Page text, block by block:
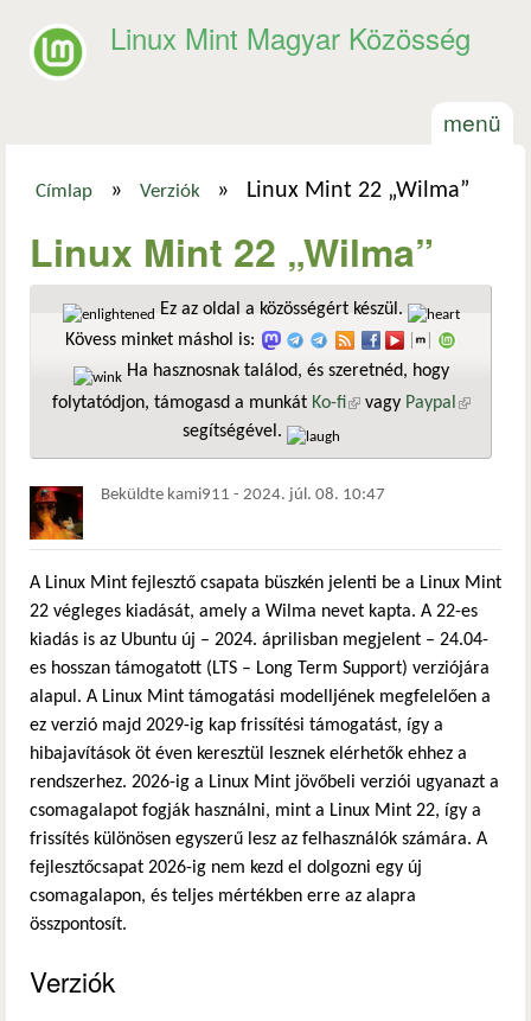
Linux Mint Magyar Közösség
menü
Címlap » Verziók » Linux Mint 22 „Wilma”
Linux Mint 22 „Wilma”
Ez az oldal a közösségért készül.
Kövess minket máshol is:
Ha hasznosnak találod, és szeretnéd, hogy
folytatódjon, támogasd a munkát Ko-fi(külső hivatkozás)
vagy Paypal
segítségével.
Beküldte kami911 - 2024. júl. 08. 10:47
A Linux Mint fejlesztő csapata büszkén jelenti be a Linux Mint
22 végleges kiadását, amely a Wilma nevet kapta. A 22-es
kiadás is az Ubuntu új – 2024. áprilisban megjelent – 24.04-
es hosszan támogatott (LTS – Long Term Support) verziójára
alapul. A Linux Mint támogatási modelljének megfelelően a
ez verzió majd 2029-ig kap frissítési támogatást, így a
hibajavítások öt éven keresztül lesznek elérhetők ehhez a
rendszerhez. 2026-ig a Linux Mint jövőbeli verziói ugyanazt a
csomagalapot fogják használni, mint a Linux Mint 22, így a
frissítés különösen egyszerű lesz az felhasználók számára. A
fejlesztőcsapat 2026-ig nem kezd el dolgozni egy új
csomagalapon, és teljes mértékben erre az alapra
összpontosít.
Verziók